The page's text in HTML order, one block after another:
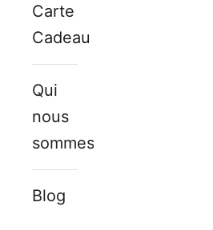
Carte
Cadeau
Qui
nous
sommes
Blog